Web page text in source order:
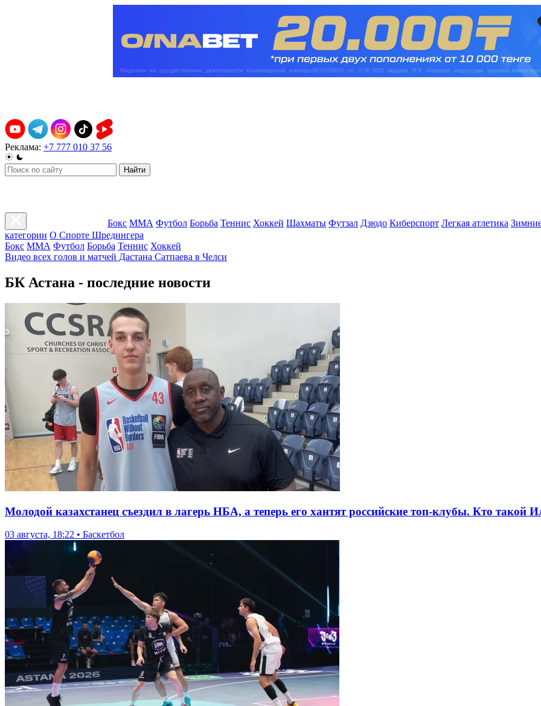
Реклама: +7 777 010 37 56
Найти
Бокс ММА Футбол Борьба Теннис Хоккей Шахматы Футзал Дзюдо Киберспорт Легкая атлетика
категории О Спорте Шредингера
Бокс ММА Футбол Борьба Теннис Хоккей
Видео всех голов и матчей Дастана Сатпаева в Челси
БК Астана - последние новости
Молодой казахстанец съездил в лагерь НБА, а теперь его хантят российские топ-клубы. Кто такой
03 августа, 18:22 • Баскетбол